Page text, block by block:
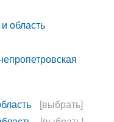
область
[выбрать]